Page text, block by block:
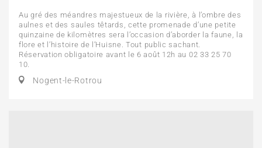
Au gré des méandres majestueux de la rivière, à l’ombre des
aulnes et des saules têtards, cette promenade d’une petite
quinzaine de kilomètres sera l’occasion d’aborder la faune, la
flore et l’histoire de l’Huisne. Tout public sachant.
Réservation obligatoire avant le 6 août 12h au 02 33 25 70
10.
Nogent-le-Rotrou